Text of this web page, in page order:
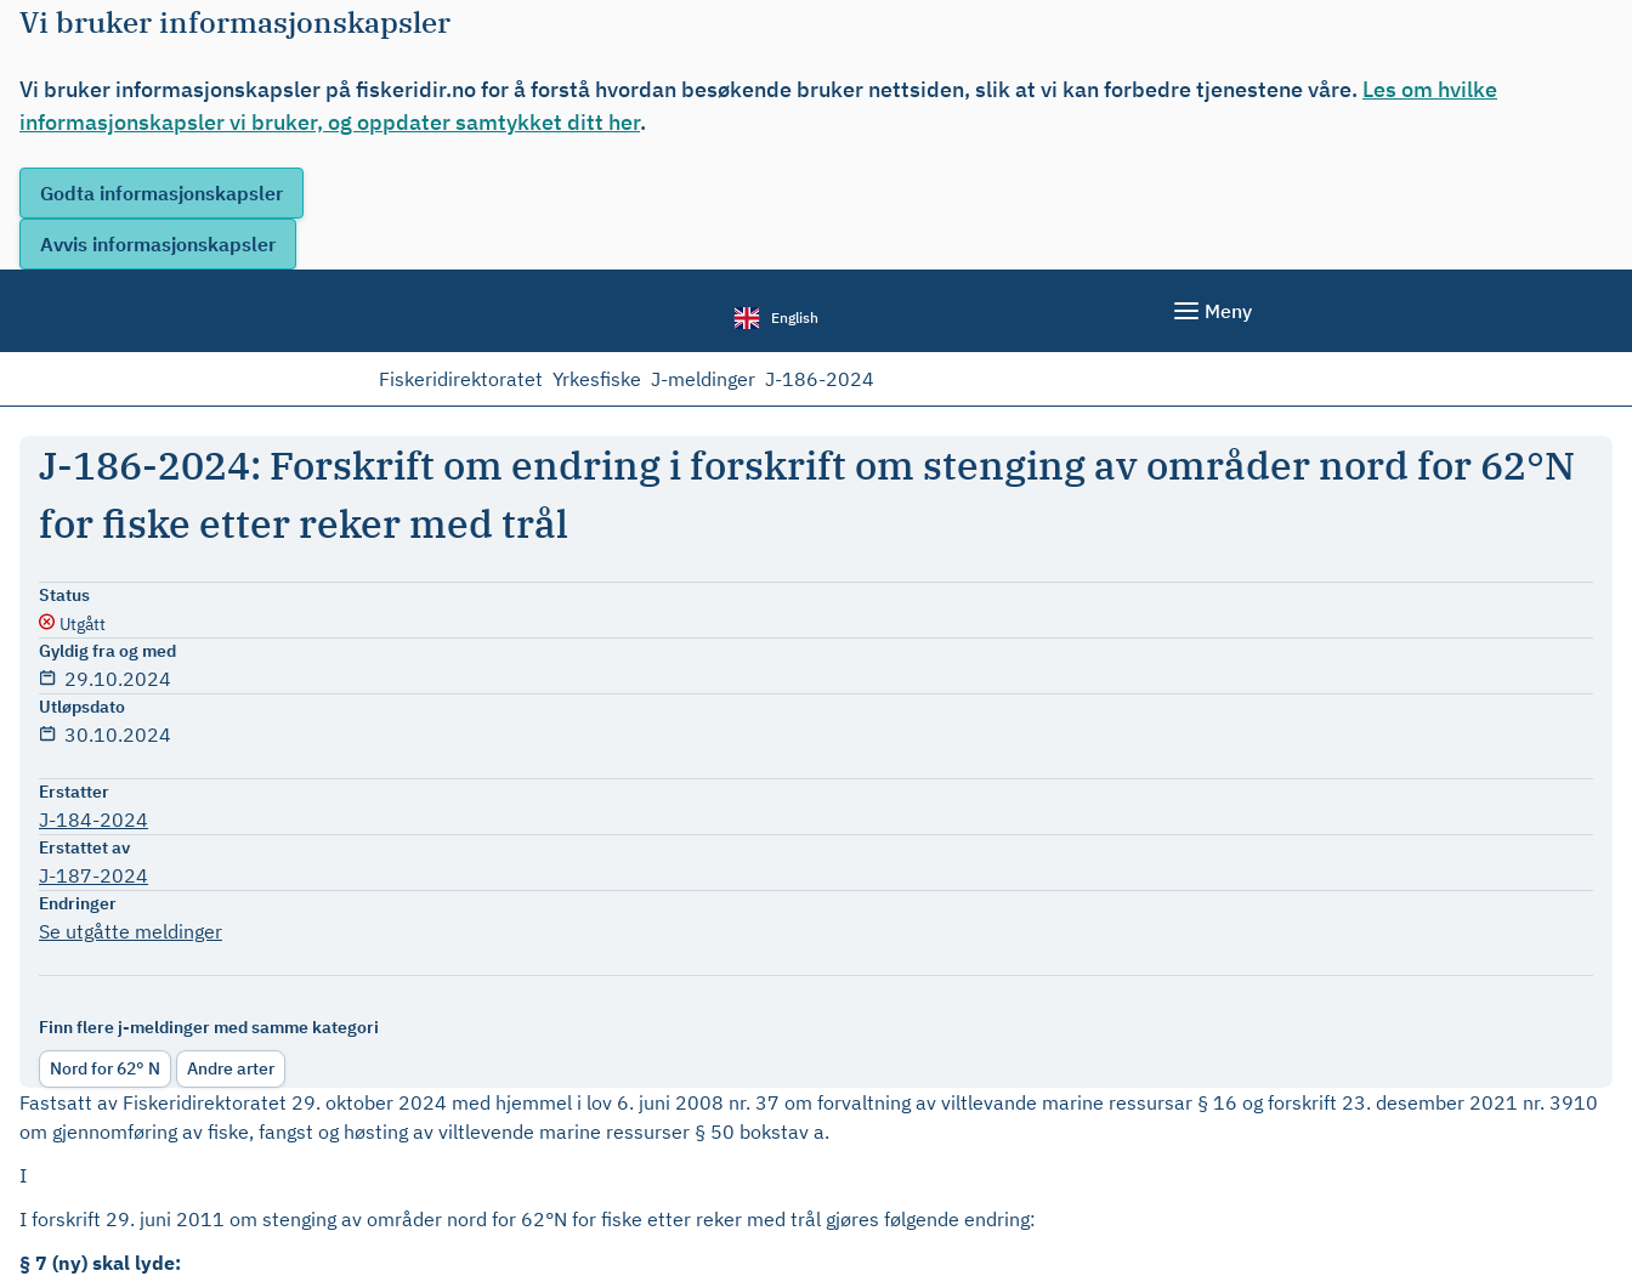
Vi bruker informasjonskapsler
Vi bruker informasjonskapsler på fiskeridir.no for å forstå hvordan besøkende bruker nettsiden, slik at vi kan forbedre tjenestene våre. Les om hvilke
informasjonskapsler vi bruker, og oppdater samtykket ditt her.
English Meny
Fiskeridirektoratet Yrkesfiske J-meldinger J-186-2024
J-186-2024: Forskrift om endring i forskrift om stenging av områder nord for 62°N
for fiske etter reker med trål
Status
Utgått
Gyldig fra og med
29.10.2024
Utløpsdato
30.10.2024
Erstatter
J-184-2024
Erstattet av
J-187-2024
Endringer
Se utgåtte meldinger
Finn flere j-meldinger med samme kategori
Nord for 62° N
Andre arter
Fastsatt av Fiskeridirektoratet 29. oktober 2024 med hjemmel i lov 6. juni 2008 nr. 37 om forvaltning av viltlevande marine ressursar § 16 og forskrift 23. desember 2021 nr. 3910
om gjennomføring av fiske, fangst og høsting av viltlevende marine ressurser § 50 bokstav a.
I
I forskrift 29. juni 2011 om stenging av områder nord for 62°N for fiske etter reker med trål gjøres følgende endring:
§ 7 (ny) skal lyde: